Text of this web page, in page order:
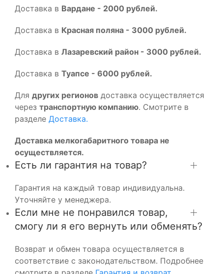
Доставка в Вардане - 2000 рублей.
Доставка в Красная поляна - 3000 рублей.
Доставка в Лазаревский район - 3000 рублей.
Доставка в Туапсе - 6000 рублей.
Для других регионов доставка осуществляется
через транспортную компанию. Смотрите в
разделе Доставка.
Доставка мелкогабаритного товара не
осуществляется.
Есть ли гарантия на товар?
Гарантия на каждый товар индивидуальна.
Уточняйте у менеджера.
Если мне не понравился товар,
смогу ли я его вернуть или обменять?
Возврат и обмен товара осуществляется в
соответствие с законодательством. Подробнее